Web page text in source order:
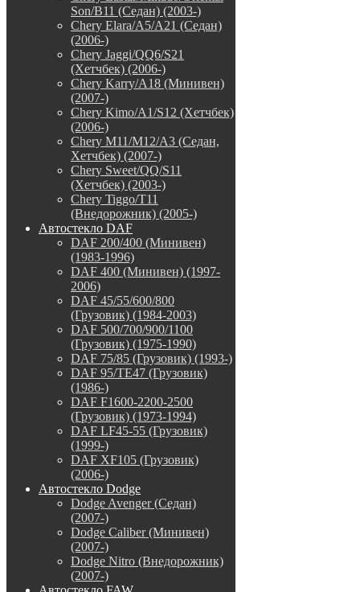
Son/B11 (Седан) (2003-)
Chery Elara/A5/A21 (Седан)
(2006-)
Chery Jaggi/QQ6/S21
(Хетчбек) (2006-)
Chery Karry/A18 (Минивен)
(2007-)
Chery Kimo/A1/S12 (Хетчбек)
(2006-)
Chery M11/M12/A3 (Седан,
Хетчбек) (2007-)
Chery Sweet/QQ/S11
(Хетчбек) (2003-)
Chery Tiggo/T11
(Внедорожник) (2005-)
Автостекло DAF
DAF 200/400 (Минивен)
(1983-1996)
DAF 400 (Минивен) (1997-
2006)
DAF 45/55/600/800
(Грузовик) (1984-2003)
DAF 500/700/900/1100
(Грузовик) (1975-1990)
DAF 75/85 (Грузовик) (1993-)
DAF 95/TE47 (Грузовик)
(1986-)
DAF F1600-2200-2500
(Грузовик) (1973-1994)
DAF LF45-55 (Грузовик)
(1999-)
DAF XF105 (Грузовик)
(2006-)
Автостекло Dodge
Dodge Avenger (Седан)
(2007-)
Dodge Caliber (Минивен)
(2007-)
Dodge Nitro (Внедорожник)
(2007-)